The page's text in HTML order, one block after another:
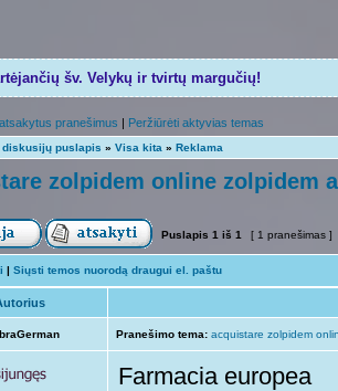
šv. Velykų ir tvirtų margučių!
pranešimus | Peržiūrėti aktyvias temas
puslapis » Visa kita » Reklama
zolpidem online zolpidem
Puslapis 1 iš 1 [ 1 pranešimas ]
| Siųsti temos nuorodą draugui el. paštu
Pranešimo tema: acquistare zolpidem
Farmacia europea